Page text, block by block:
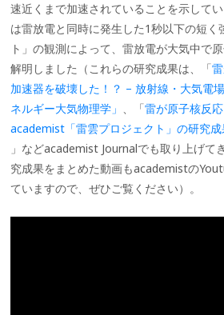
速近くまで加速されていることを示して
は雷放電と同時に発生した1秒以下の短く
ト」の観測によって、雷放電が大気中で
解明しました（これらの研究成果は、「
加速器を破壊した！？ – 放射線・大気電
ネルギー大気物理学」 、「雷が原子核反
academist「雷雲プロジェクト」の研究
」などacademist Journalでも取り上げて
究成果をまとめた動画もacademistの
ていますので、ぜひご覧ください）。